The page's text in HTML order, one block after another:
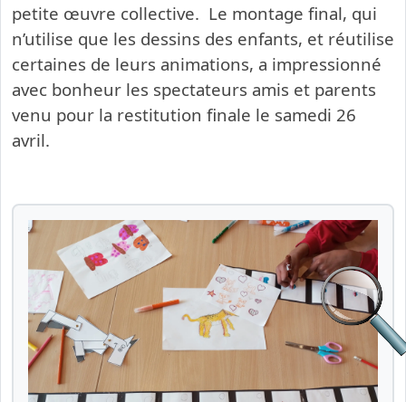
petite œuvre collective. Le montage final, qui
n’utilise que les dessins des enfants, et réutilise
certaines de leurs animations, a impressionné
avec bonheur les spectateurs amis et parents
venu pour la restitution finale le samedi 26
avril.